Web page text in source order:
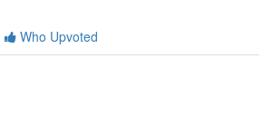
Who Upvoted